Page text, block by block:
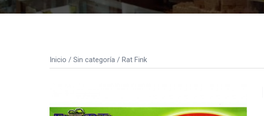
Inicio / Sin categoría / Rat Fink